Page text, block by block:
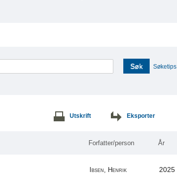
Søk Søketips
Utskrift Eksporter
Forfatter/person År
Ibsen, Henrik 2025